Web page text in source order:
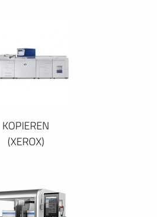
KOPIEREN
(XEROX)